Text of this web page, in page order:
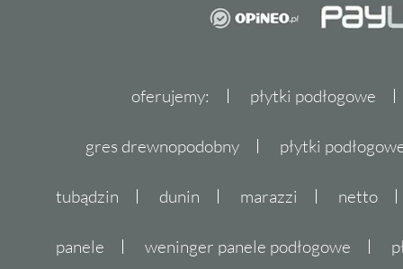
z kolekcji Paradyż
połączony z funkcjonalnością i trwałością,
miejscem relaksu i odprężenia.
Nie czekaj, spraw sobie i swojemu wnętrzu
zmiany mogą wpłynąć na odczucie
oferujemy: płytki podłogowe
gres drewnopodobny płytki
tubądzin dunin marazzi netto
panele weninger panele podłogowe